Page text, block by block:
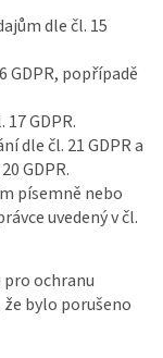
dle čl. 15
GDPR, popřípadě
GDPR.
dle čl. 21 GDPR a
GDPR.
písemně nebo
uvedený v čl.
ochranu
bylo porušeno